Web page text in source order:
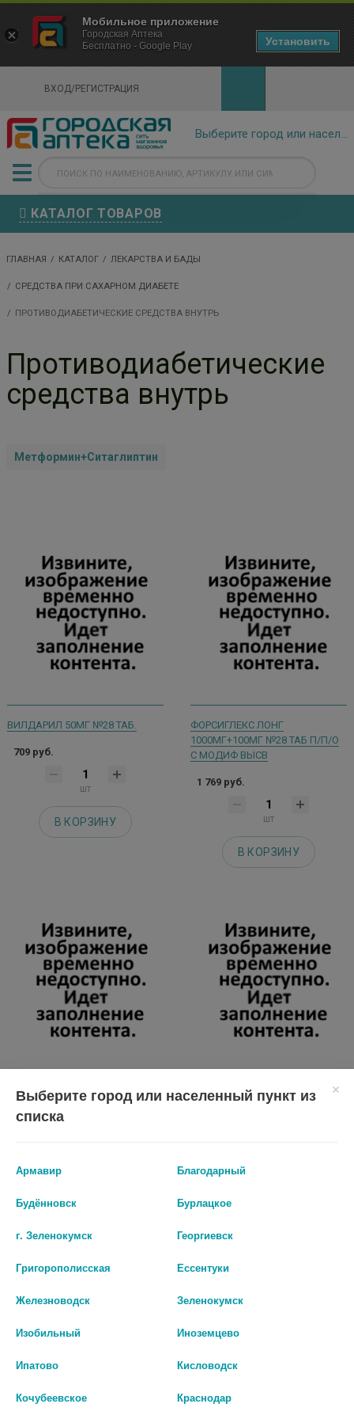
ВХОД/РЕГИСТРАЦИЯ
КАТАЛОГ ТОВАРОВ
ГЛАВНАЯ КАТАЛОГ ЛЕКАРСТВА И БАДЫ
СРЕДСТВА ПРИ САХАРНОМ ДИАБЕТЕ
ПРОТИВОДИАБЕТИЧЕСКИЕ СРЕДСТВА ВНУТРЬ
Противодиабетические
средства внутрь
Метформин+Ситаглиптин
ВИЛДАРИЛ 50МГ №28 ТАБ.
709 руб.
шт
В КОРЗИНУ
ФОРСИГЛЕКС ЛОНГ
1000МГ+100МГ №28 ТАБ П/П/О
С МОДИФ ВЫСВ
1 769 руб.
шт
В КОРЗИНУ
АСИГЛИЯ 100МГ №28 ТАБ. П/П/
В КОРЗИНУ
СИТАГЛИПТИН-АКРИХИН 100МГ
N30 ТАБЛ П/ПЛЕН/ОБОЛОЧ
×
Городская Аптека Маркетплейс
- In Google Play
Выберите город или населенный пункт из
списка
Армавир Благодарный
Будённовск Бурлацкое
г. Зеленокумск Георгиевск
Григорополисская Ессентуки
Железноводск Зеленокумск
Изобильный Иноземцево
Ипатово Кисловодск
Кочубеевское Краснодар
Мобильное приложение
Городская Аптека
Бесплатно - Google Play
Установить